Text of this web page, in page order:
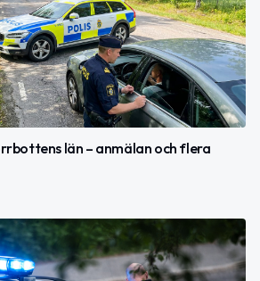
län – anmälan och flera